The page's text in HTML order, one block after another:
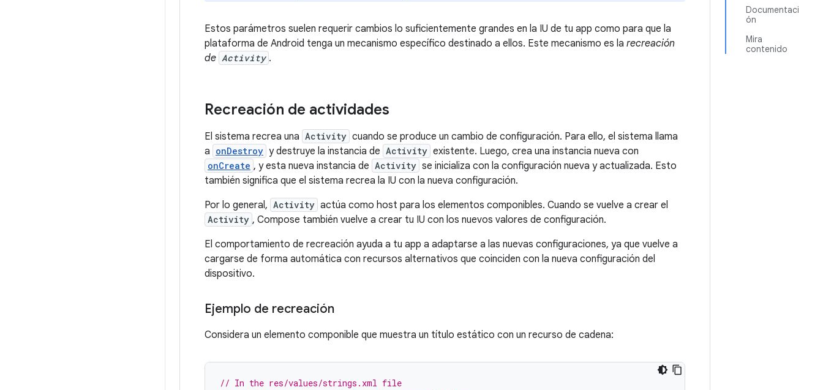
Documentaci
ón
Mira
contenido
Estos parámetros suelen requerir cambios lo suficientemente grandes en la IU de tu app como para que la
plataforma de Android tenga un mecanismo específico destinado a ellos. Este mecanismo es la recreación
de Activity .
Recreación de actividades
El sistema recrea una Activity cuando se produce un cambio de configuración. Para ello, el sistema llama
a onDestroy y destruye la instancia de Activity existente. Luego, crea una instancia nueva con
onCreate , y esta nueva instancia de Activity se inicializa con la configuración nueva y actualizada. Esto
también significa que el sistema recrea la IU con la nueva configuración.
Por lo general, Activity actúa como host para los elementos componibles. Cuando se vuelve a crear el
Activity , Compose también vuelve a crear tu IU con los nuevos valores de configuración.
El comportamiento de recreación ayuda a tu app a adaptarse a las nuevas configuraciones, ya que vuelve a
cargarse de forma automática con recursos alternativos que coinciden con la nueva configuración del
dispositivo.
Ejemplo de recreación
Considera un elemento componible que muestra un título estático con un recurso de cadena:
// In the res/values/strings.xml file